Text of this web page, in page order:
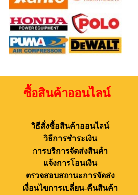
ซื้อสินค้าออนไล
วิธีสั่งซื้อสินค้าออนไลน์
วิธีการชำระเงิน
การบริการจัดส่งสินค้า
แจ้งการโอนเงิน
ตรวจสอบสถานะการจัดส่ง
เงื่อนไขการเปลี่ยน-คืนสินค้า